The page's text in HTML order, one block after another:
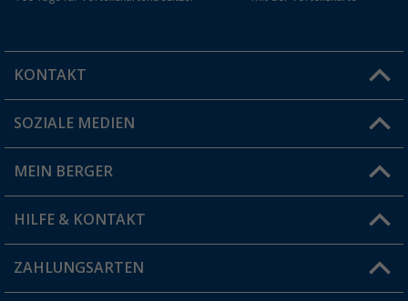
KONTAKT
Du hast eine Frage?
Filiale finden
SOZIALE MEDIEN
MEIN BERGER
Vorteilskarte
Blog
HILFE & KONTAKT
FAQ & Kontakt
ZAHLUNGSARTEN